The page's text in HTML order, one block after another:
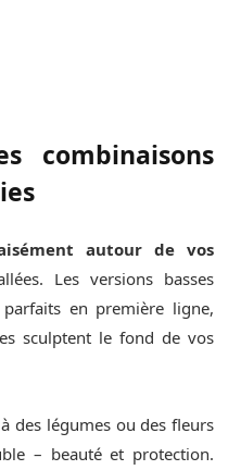
combinaisons
autour de vos
Les versions basses
en première ligne,
sculptent le fond de vos
des légumes ou des fleurs
– beauté et protection.